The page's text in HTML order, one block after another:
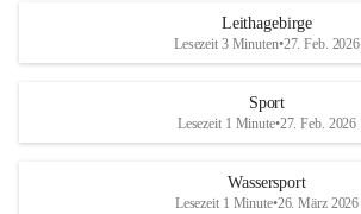
Maßnahmen zur Bekämpfung
Rebe und der Amerikanischen
Anhang VBl. EU Nr. 18
Leithagebirge
Lesezeit 3 Minuten•27. Feb. 2026
Sport
Lesezeit 1 Minute•27. Feb. 2026
Wassersport
Lesezeit 1 Minute•26. März 2026